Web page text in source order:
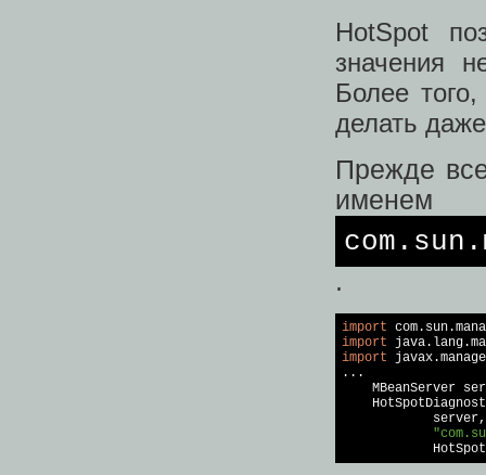
HotSpot
значения
Более
делать
Прежде
именем
.
import
import
import
...
MBeanServer
            server,